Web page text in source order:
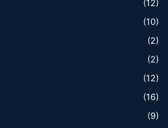
(12)
(10)
(2)
(2)
(12)
(16)
(9)